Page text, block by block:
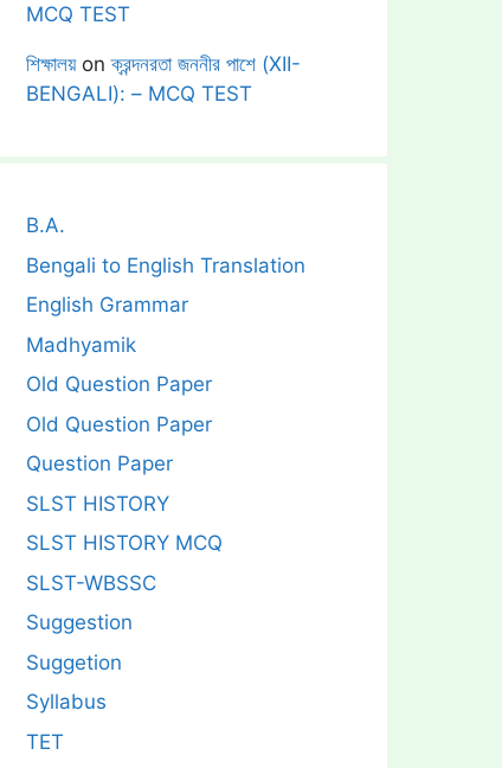
MCQ TEST
শিক্ষালয়onক্রন্দনরতা জননীর পাশে (XII-
BENGALI): – MCQ TEST
B.A.
Bengali to English Translation
English Grammar
Madhyamik
Old Question Paper
Old Question Paper
Question Paper
SLST HISTORY
SLST HISTORY MCQ
SLST-WBSSC
Suggestion
Suggetion
Syllabus
TET